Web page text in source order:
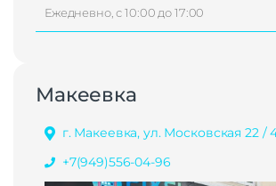
Ежедневно, с 10:00 до 17:00
Макеевка
г. Макеевка, ул. Московская 22 /
+7(949)556-04-96